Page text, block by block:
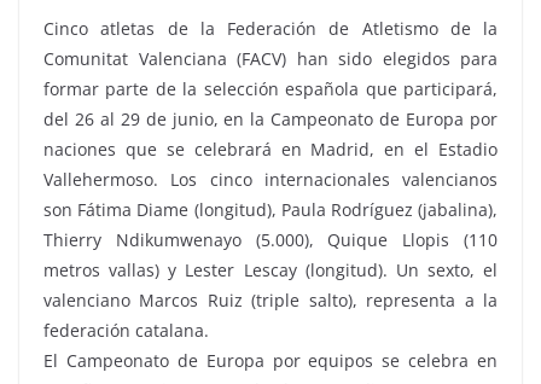
Cinco atletas de la Federación de Atletismo de la
Comunitat Valenciana (FACV) han sido elegidos para
formar parte de la selección española que participará,
del 26 al 29 de junio, en la Campeonato de Europa por
naciones que se celebrará en Madrid, en el Estadio
Vallehermoso. Los cinco internacionales valencianos
son Fátima Diame (longitud), Paula Rodríguez (jabalina),
Thierry Ndikumwenayo (5.000), Quique Llopis (110
metros vallas) y Lester Lescay (longitud). Un sexto, el
valenciano Marcos Ruiz (triple salto), representa a la
federación catalana.
El Campeonato de Europa por equipos se celebra en